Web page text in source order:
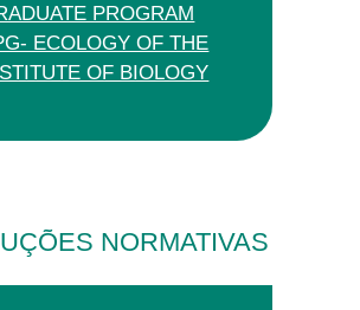
PROGRAM
ECOLOGY OF THE
OF BIOLOGY
NORMATIVAS